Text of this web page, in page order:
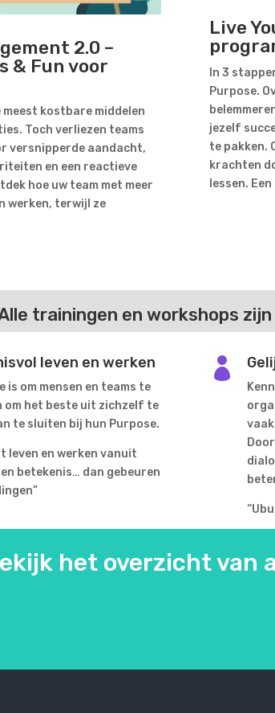
2.0 –
& Fun voor
meest kostbare middelen
Toch verliezen teams
versnipperde aandacht,
en een reactieve
hoe uw team met meer
werken, terwijl ze
Live
In 3
Purpose.
jezelf
te pakken.
krachten
lessen.
trainingen en workshops
leven en werken
is om mensen en teams te
om het beste uit zichzelf te
te sluiten bij hun Purpose.
leven en werken vanuit
betekenis… dan gebeuren

het overzicht van